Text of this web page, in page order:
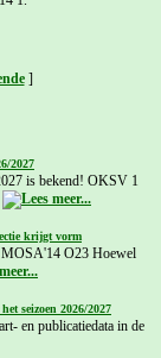
]
2027
is bekend! OKSV 1
krijgt vorm
MOSA'14 O23 Hoewel
seizoen 2026/2027
en publicatiedata in de